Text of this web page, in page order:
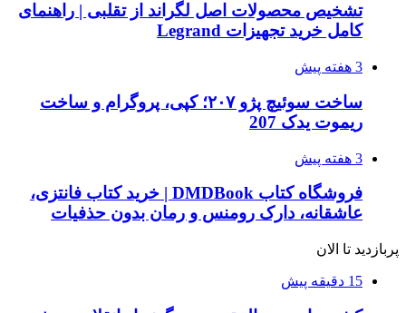
تشخیص محصولات اصل لگراند از تقلبی | راهنمای
کامل خرید تجهیزات Legrand
3 هفته پیش
ساخت سوئیچ پژو ۲۰۷؛ کپی، پروگرام و ساخت
ریموت یدک 207
3 هفته پیش
فروشگاه کتاب DMDBook | خرید کتاب فانتزی،
عاشقانه، دارک رومنس و رمان بدون حذفیات
پربازدید تا الان
15 دقیقه پیش